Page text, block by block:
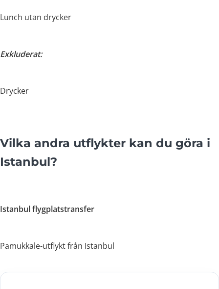
Lunch utan drycker
Exkluderat:
Drycker
Vilka andra utflykter kan du göra i
Istanbul?
Istanbul flygplatstransfer
Pamukkale-utflykt från Istanbul